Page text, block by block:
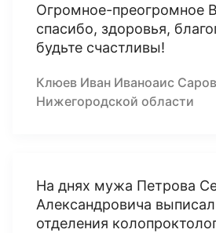
Огромное-преогромное
спасибо, здоровья,
будьте счастливы!
Клюев Иван Иваноаис
Нижегородской области
На днях мужа Петрова
Александровича
отделения